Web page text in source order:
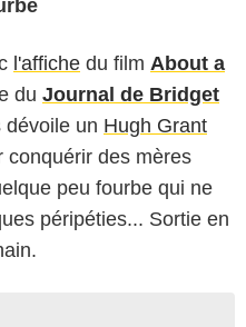
l'affiche du film About a
du Journal de Bridget
dévoile un Hugh Grant
conquérir des mères
peu fourbe qui ne
péripéties... Sortie en